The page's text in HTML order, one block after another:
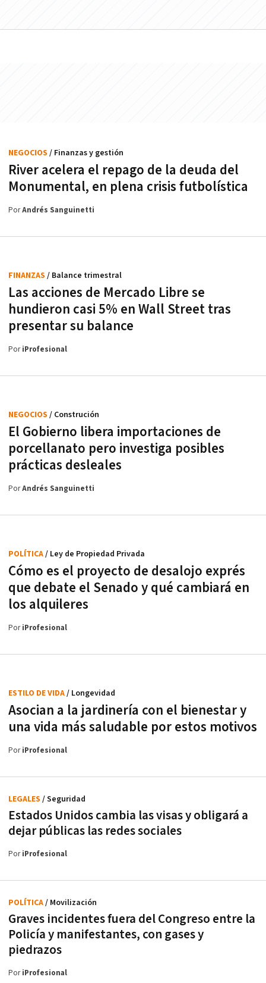
River acelera el repago de la deuda del
Monumental, en plena crisis futbolística
NEGOCIOS / Finanzas y gestión
PorAndrés Sanguinetti
Las acciones de Mercado Libre se
hundieron casi 5% en Wall Street tras
presentar su balance
FINANZAS / Balance trimestral
PoriProfesional
El Gobierno libera importaciones de
porcellanato pero investiga posibles
prácticas desleales
NEGOCIOS / Construción
PorAndrés Sanguinetti
Cómo es el proyecto de desalojo exprés
que debate el Senado y qué cambiará en
los alquileres
POLÍTICA/ Ley de Propiedad Privada
PoriProfesional
Asocian a la jardinería con el bienestar y
una vida más saludable por estos motivos
ESTILO DE VIDA/ Longevidad
PoriProfesional
Estados Unidos cambia las visas y obligará a
dejar públicas las redes sociales
LEGALES / Seguridad
PoriProfesional
Graves incidentes fuera del Congreso entre la
Policía y manifestantes, con gases y
piedrazos
POLÍTICA/ Movilización
PoriProfesional